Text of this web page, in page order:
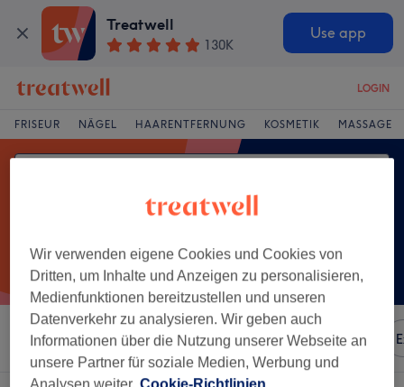
Treatwell
130K
Use app
LOGIN
FRISEUR NÄGEL HAARENTFERNUNG KOSMETIK MASSAGE
Sortieren nach Besonderheiten Marken Salons
Wir verwenden eigene Cookies und Cookies von
Dritten, um Inhalte und Anzeigen zu personalisieren,
Medienfunktionen bereitzustellen und unseren
Datenverkehr zu analysieren. Wir geben auch
Informationen über die Nutzung unserer Webseite an
unsere Partner für soziale Medien, Werbung und
Analysen weiter. Cookie-Richtlinien